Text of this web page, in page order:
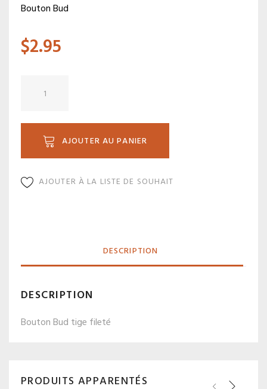
Bouton Bud
$2.95
AJOUTER AU PANIER
AJOUTER À LA LISTE DE SOUHAIT
DESCRIPTION
DESCRIPTION
Bouton Bud tige fileté
PRODUITS APPARENTÉS